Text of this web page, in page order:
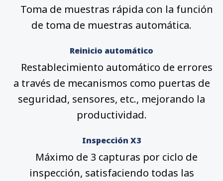
Toma de muestras rápida con la función
de toma de muestras automática.
Reinicio automático
Restablecimiento automático de errores
a través de mecanismos como puertas de
seguridad, sensores, etc., mejorando la
productividad.
Inspección X3
Máximo de 3 capturas por ciclo de
inspección, satisfaciendo todas las